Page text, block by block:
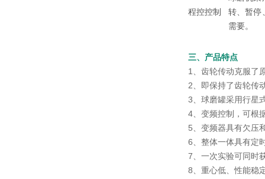
程控控制
转、暂停
需要。
三、产品特点
1、齿轮传动克服了
2、即保持了齿轮传
3、球磨罐采用行星
4、变频控制，可根
5、变频器具有欠压
6、整体一体具有定
7、一次实验可同时
8、重心低、性能稳